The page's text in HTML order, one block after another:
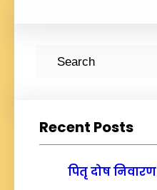
cRecent Posts
पितृ दोष